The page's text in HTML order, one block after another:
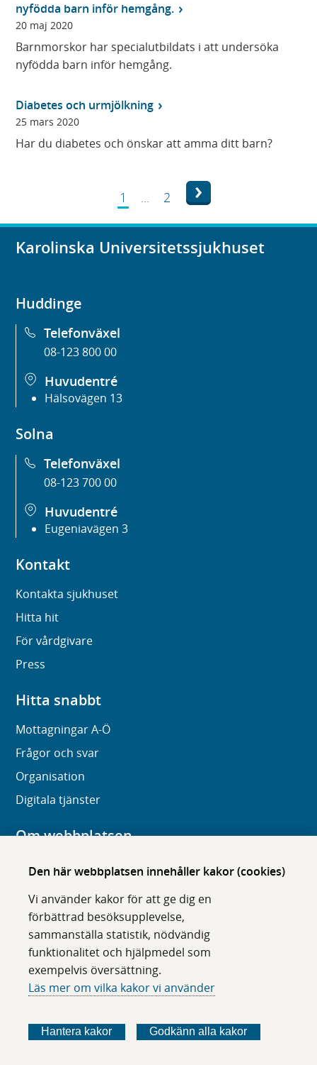
Den här webbplatsen innehåller kakor (cookies)
Vi använder kakor för att ge dig en
förbättrad besöksupplevelse,
sammanställa statistik, nödvändig
funktionalitet och hjälpmedel som
exempelvis översättning.
Läs mer om vilka kakor vi använder
Hantera kakor Godkänn alla kakor
nyfödda barn inför hemgång.
20 maj 2020
Barnmorskor har specialutbildats i att undersöka
nyfödda barn inför hemgång.
Diabetes och urmjölkning
25 mars 2020
Har du diabetes och önskar att amma ditt barn?
1 ... 2 Nästa
Karolinska Universitetssjukhuset
Huddinge
Telefonväxel
08-123 800 00
Huvudentré
Hälsovägen 13
Solna
Telefonväxel
08-123 700 00
Huvudentré
Eugeniavägen 3
Kontakt
Kontakta sjukhuset
Hitta hit
För vårdgivare
Press
Hitta snabbt
Mottagningar A-Ö
Frågor och svar
Organisation
Digitala tjänster
Om webbplatsen
Om karolinska.se
Tillgänglighet
Om cookies
Följ oss i sociala medier
ö
l
ö
l
ö
l